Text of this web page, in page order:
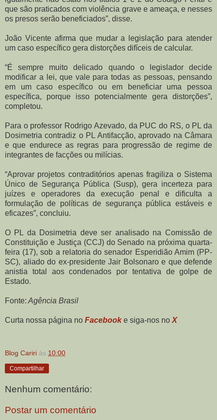
que são praticados com violência grave e ameaça, e nesses
os presos serão beneficiados”, disse.
João Vicente afirma que mudar a legislação para atender
um caso específico gera distorções difíceis de calcular.
“É sempre muito delicado quando o legislador decide
modificar a lei, que vale para todas as pessoas, pensando
em um caso específico ou em beneficiar uma pessoa
específica, porque isso potencialmente gera distorções”,
completou.
Para o professor Rodrigo Azevado, da PUC do RS, o PL da
Dosimetria contradiz o PL Antifacção, aprovado na Câmara
e que endurece as regras para progressão de regime de
integrantes de facções ou milícias.
“Aprovar projetos contraditórios apenas fragiliza o Sistema
Único de Segurança Pública (Susp), gera incerteza para
juízes e operadores da execução penal e dificulta a
formulação de políticas de segurança pública estáveis e
eficazes”, concluiu.
O PL da Dosimetria deve ser analisado na Comissão de
Constituição e Justiça (CCJ) do Senado na próxima quarta-
feira (17), sob a relatoria do senador Esperidião Amim (PP-
SC), aliado do ex-presidente Jair Bolsonaro e que defende
anistia total aos condenados por tentativa de golpe de
Estado.
Fonte: Agência Brasil
Curta nossa página no Facebooke siga-nos no X
Blog Cariri às 10:00
Compartilhar
Nenhum comentário:
Postar um comentário